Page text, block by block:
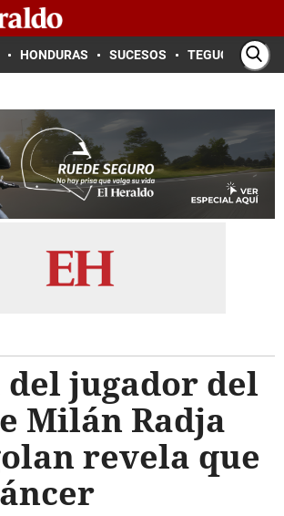
HONDURAS SUCESOS TEGUCIGALPA
del jugador del
Milán Radja
revela que